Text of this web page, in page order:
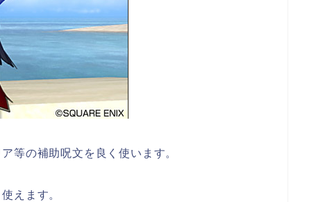
等の補助呪文を良く使います。
えます。